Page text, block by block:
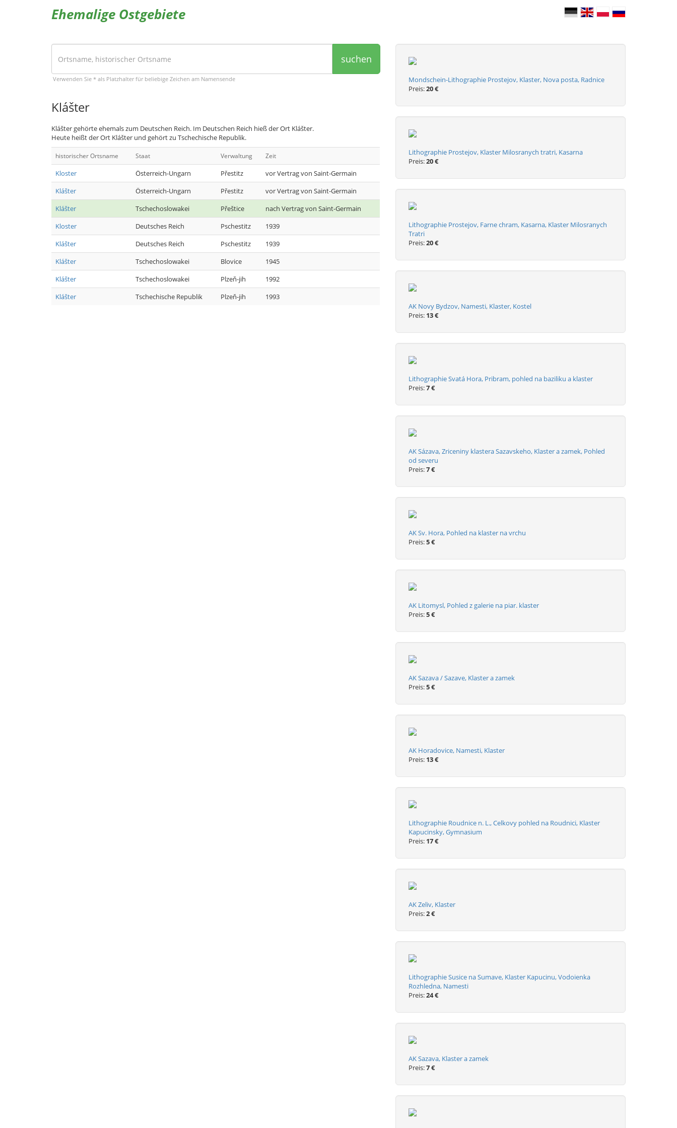
Ehemalige Ostgebiete
suchen
Verwenden Sie * als Platzhalter für beliebige Zeichen am Namensende
Klášter
Klášter gehörte ehemals zum Deutschen Reich. Im Deutschen Reich hieß der Ort Klášter.
Heute heißt der Ort Klášter und gehört zu Tschechische Republik.
historischer Ortsname Staat Verwaltung Zeit
Kloster Österreich-Ungarn Přestitz
vor Vertrag von Saint-Germain
Klášter
Österreich-Ungarn Přestitz
vor Vertrag von Saint-Germain
Klášter
Tschechoslowakei Přeštice
nach Vertrag von Saint-Germain
Kloster
Deutsches Reich Pschestitz
1939
Klášter
Deutsches Reich Pschestitz
1939
Klášter
Tschechoslowakei Blovice
1945
Klášter
Tschechoslowakei Plzeň-jih
1992
Klášter
Tschechische Republik Plzeň-jih 1993
Mondschein-Lithographie Prostejov, Klaster, Nova posta, Radnice
Preis:20 €
Lithographie Prostejov, Klaster Milosranych tratri, Kasarna
Preis:20 €
Lithographie Prostejov, Farne chram, Kasarna, Klaster Milosranych
Tratri
Preis:20 €
AK Novy Bydzov, Namesti, Klaster, Kostel
Preis: 13 €
Lithographie Svatá Hora, Pribram, pohled na baziliku a klaster
Preis:7 €
AK Sázava, Zriceniny klastera Sazavskeho, Klaster a zamek, Pohled
od severu
Preis:7 €
AK Sv. Hora, Pohled na klaster na vrchu
Preis:5 €
AK Litomysl, Pohled z galerie na piar. klaster
Preis:5 €
AK Sazava / Sazave, Klaster a zamek
Preis:5 €
AK Horadovice, Namesti, Klaster
Preis: 13 €
Lithographie Roudnice n. L., Celkovy pohled na Roudnici, Klaster
Kapucinsky, Gymnasium
Preis: 17 €
AK Zeliv, Klaster
Preis:2 €
Lithographie Susice na Sumave, Klaster Kapucinu, Vodoienka
Rozhledna, Namesti
Preis:24 €
AK Sazava, Klaster a zamek
Preis:7 €